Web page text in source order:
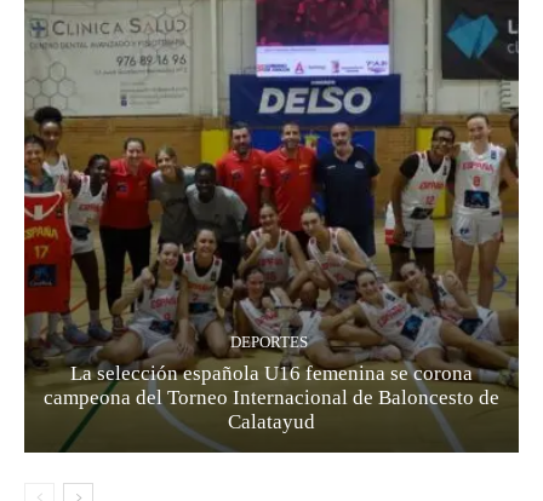
DEPORTES
La selección española U16 femenina se corona
campeona del Torneo Internacional de Baloncesto de
Calatayud